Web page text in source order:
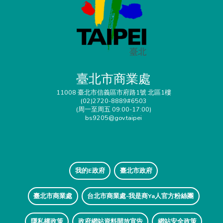
臺北市商業處
11008 臺北市信義區市府路1號 北區1樓
(02)2720-8889#6503
(周一至周五 09:00-17:00)
bs9205@gov.taipei
我的E政府 臺北市政府
臺北市商業處 台北市商業處-我是商Ya人官方粉絲團